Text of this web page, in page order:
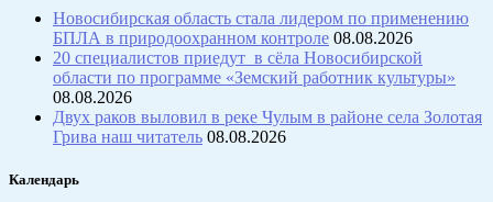
Новосибирская область стала лидером по применению
БПЛА в природоохранном контроле 08.08.2026
20 специалистов приедут в сёла Новосибирской
области по программе «Земский работник культуры»
08.08.2026
Двух раков выловил в реке Чулым в районе села Золотая
Грива наш читатель 08.08.2026
Календарь